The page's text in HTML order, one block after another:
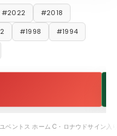
#2022
#2018
#1998
#1994
ベントス ホーム C・ロナウドサイン入